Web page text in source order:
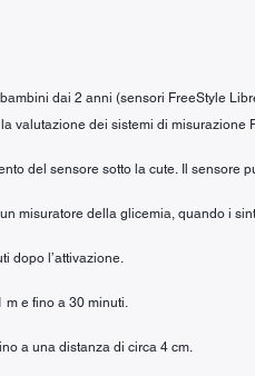
dai 2 anni (sensori FreeStyle
valutazione dei sistemi di
del sensore sotto la cute. Il sensore
misuratore della glicemia, quando i
dopo l’attivazione.
m e fino a 30 minuti.
a una distanza di circa 4 cm.